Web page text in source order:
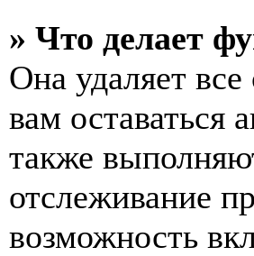
» Что делает
Она удаляет
вам оставаться
также
отслеживание
возможность